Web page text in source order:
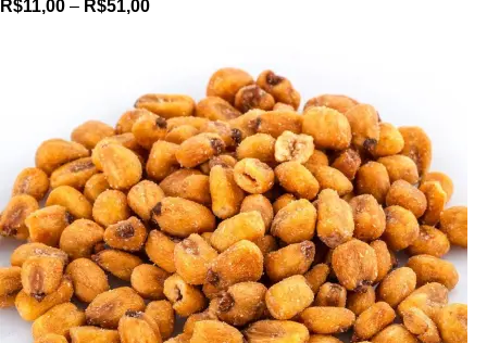
R$11,00 – R$51,00